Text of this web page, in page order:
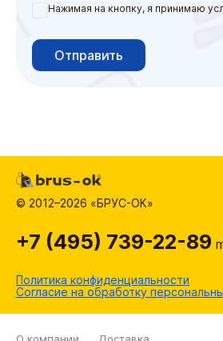
Нажимая на кнопку, я принимаю
Отправить
© 2012–2026 «БРУС-ОК»
Политика конфиденциальности
Согласие на обработку
+7 (495) 739-22-89
О компании Доставка